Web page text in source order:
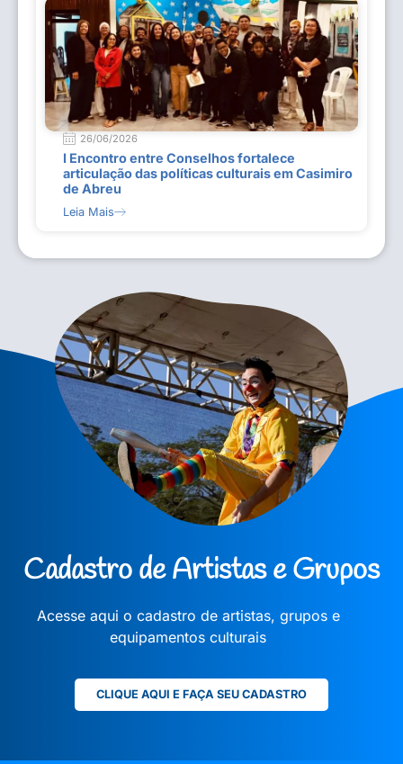
26/06/2026
I Encontro entre Conselhos fortalece
articulação das políticas culturais em Casimiro
de Abreu
Leia Mais
Cadastro de Artistas e Grupos
Acesse aqui o cadastro de artistas, grupos e
equipamentos culturais
CLIQUE AQUI E FAÇA SEU CADASTRO